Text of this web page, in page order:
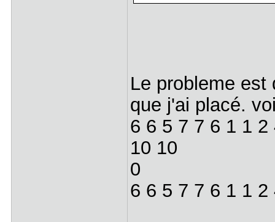
Le probleme est
que j'ai placé.
6 6 5 7 7 6 1 1
10 10
0
6 6 5 7 7 6 1 1 2